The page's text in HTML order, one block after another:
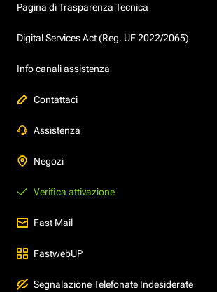
Pagina di Trasparenza Tecnica
Digital Services Act (Reg. UE 2022/2065)
Info canali assistenza
Contattaci
Assistenza
Negozi
Verifica attivazione
Fast Mail
FastwebUP
Segnalazione Telefonate Indesiderate